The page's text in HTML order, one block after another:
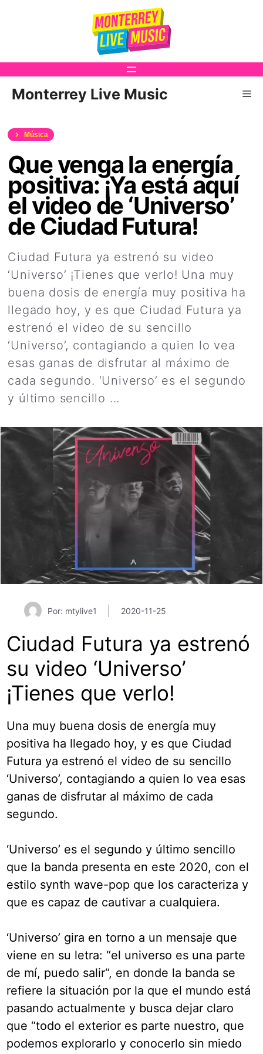
Monterrey Live Music
Música
Que venga la energía
positiva: ¡Ya está aquí
el video de ‘Universo’
de Ciudad Futura!
Ciudad Futura ya estrenó su video
‘Universo’ ¡Tienes que verlo! Una muy
buena dosis de energía muy positiva ha
llegado hoy, y es que Ciudad Futura ya
estrenó el video de su sencillo
‘Universo’, contagiando a quien lo vea
esas ganas de disfrutar al máximo de
cada segundo. ‘Universo’ es el segundo
y último sencillo ...
Por: mtylive1 2020-11-25
Ciudad Futura ya estrenó
su video ‘Universo’
¡Tienes que verlo!
Una muy buena dosis de energía muy
positiva ha llegado hoy, y es que Ciudad
Futura ya estrenó el video de su sencillo
‘Universo’, contagiando a quien lo vea esas
ganas de disfrutar al máximo de cada
segundo.
‘Universo’ es el segundo y último sencillo
que la banda presenta en este 2020, con el
estilo synth wave-pop que los caracteriza y
que es capaz de cautivar a cualquiera.
‘Universo’ gira en torno a un mensaje que
viene en su letra: “el universo es una parte
de mí, puedo salir“, en donde la banda se
refiere la situación por la que el mundo está
pasando actualmente y busca dejar claro
que “todo el exterior es parte nuestro, que
podemos explorarlo y conocerlo sin miedo